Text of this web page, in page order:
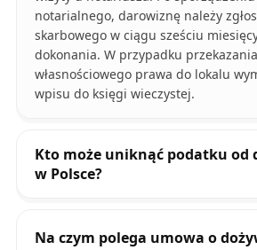
notarialnego, darowiznę należy
skarbowego w ciągu sześciu
dokonania. W przypadku
własnościowego prawa do lokalu
wpisu do księgi wieczystej.
Kto może uniknąć podatku od
w Polsce?
Na czym polega umowa o